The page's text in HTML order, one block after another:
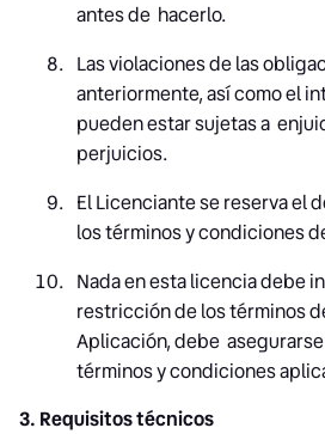
antes de hacerlo.
Las violaciones de las
anteriormente, así como el
pueden estar sujetas a
perjuicios.
El Licenciante se reserva el
los términos y condiciones
Nada en esta licencia debe
restricción de los términos
Aplicación, debe
términos y condiciones
3. Requisitos técnicos